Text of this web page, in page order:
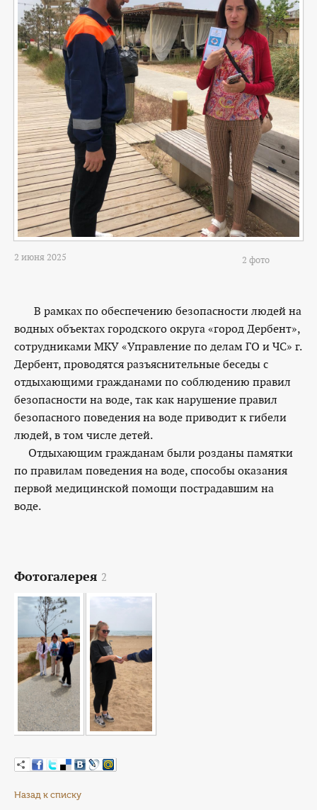
2 июня 2025 2 фото
В рамках по обеспечению безопасности людей на
водных объектах городского округа «город Дербент»,
сотрудниками МКУ «Управление по делам ГО и ЧС» г.
Дербент, проводятся разъяснительные беседы с
отдыхающими гражданами по соблюдению правил
безопасности на воде, так как нарушение правил
безопасного поведения на воде приводит к гибели
людей, в том числе детей.
Отдыхающим гражданам были розданы памятки
по правилам поведения на воде, способы оказания
первой медицинской помощи пострадавшим на
воде.
Фотогалерея 2
Назад к списку